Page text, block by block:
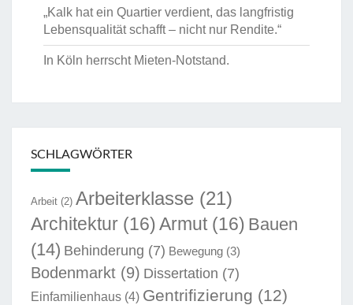
„Kalk hat ein Quartier verdient, das langfristig
Lebensqualität schafft – nicht nur Rendite.“
In Köln herrscht Mieten-Notstand.
SCHLAGWÖRTER
Arbeit (2) Arbeiterklasse (21)
Architektur (16) Armut (16) Bauen
(14) Behinderung (7) Bewegung (3)
Bodenmarkt (9) Dissertation (7)
Einfamilienhaus (4) Gentrifizierung (12)